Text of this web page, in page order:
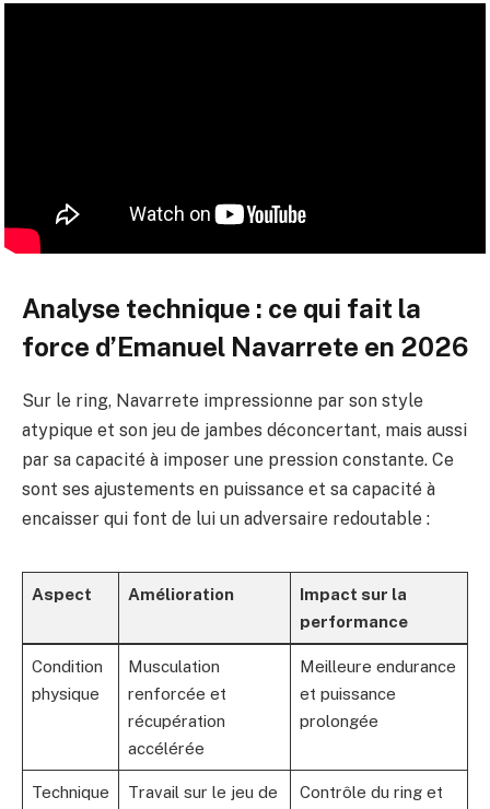
Analyse technique : ce qui fait la
force d’Emanuel Navarrete en 2026
Sur le ring, Navarrete impressionne par son style
atypique et son jeu de jambes déconcertant, mais aussi
par sa capacité à imposer une pression constante. Ce
sont ses ajustements en puissance et sa capacité à
encaisser qui font de lui un adversaire redoutable :
Aspect Amélioration
Impact sur la
performance
Condition
physique
Musculation
renforcée et
récupération
accélérée
Meilleure endurance
et puissance
prolongée
Technique
Travail sur le jeu de
Contrôle du ring et